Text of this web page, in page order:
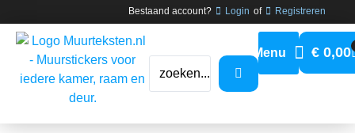
Bestaand account? Login of Registreren
€0,00